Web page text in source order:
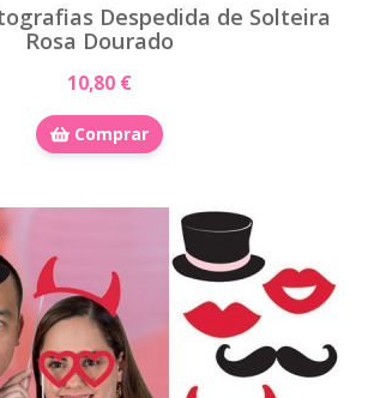
Despedida de Solteira
Rosa Dourado
10,80 €
Comprar